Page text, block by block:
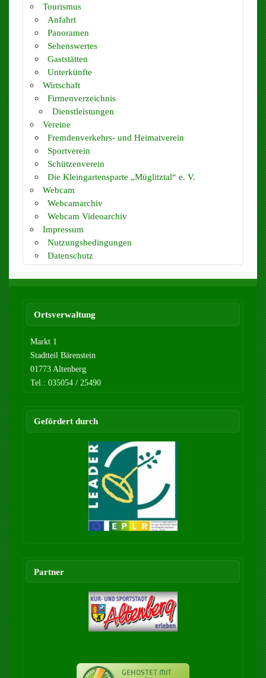
Tourismus
Anfahrt
Panoramen
Sehenswertes
Gaststätten
Unterkünfte
Wirtschaft
Firmenverzeichnis
Dienstleistungen
Vereine
Fremdenverkehrs- und Heimatverein
Sportverein
Schützenverein
Die Kleingartensparte „Müglitztal“ e. V.
Webcam
Webcamarchiv
Webcam Videoarchiv
Impressum
Nutzungsbedingungen
Datenschutz
Ortsverwaltung
Markt 1
Stadtteil Bärenstein
01773 Altenberg
Tel.: 035054 / 25490
Gefördert durch
Partner